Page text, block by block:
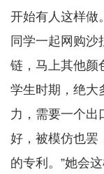
开始有人这样做
同学一起网购
链，马上其他颜
学生时期，绝大
力，需要一个出
好，被模仿也罢
的专利。”她会